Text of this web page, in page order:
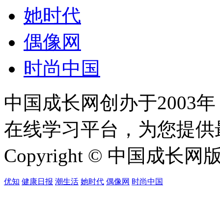
她时代
偶像网
时尚中国
中国成长网创办于2003
在线学习平台，为您提
Copyright © 中国成长网
优知 健康日报 潮生活 她时代 偶像网 时尚中国